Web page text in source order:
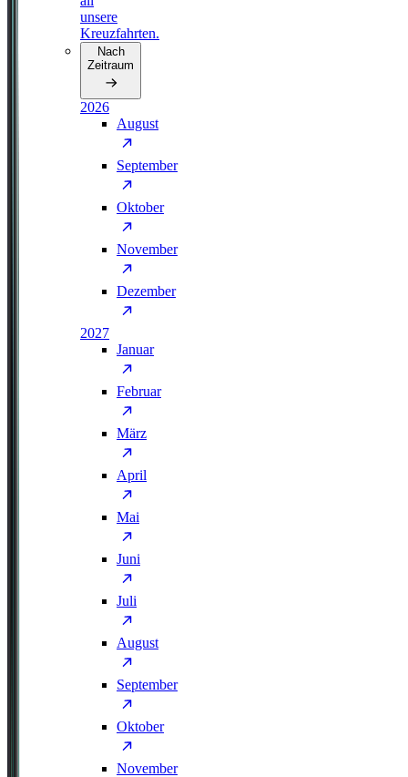
unsere
Kreuzfahrten.
Nach
Zeitraum
2026
August
September
Oktober
November
Dezember
2027
Januar
Februar
März
April
Mai
Juni
Juli
August
September
Oktober
November